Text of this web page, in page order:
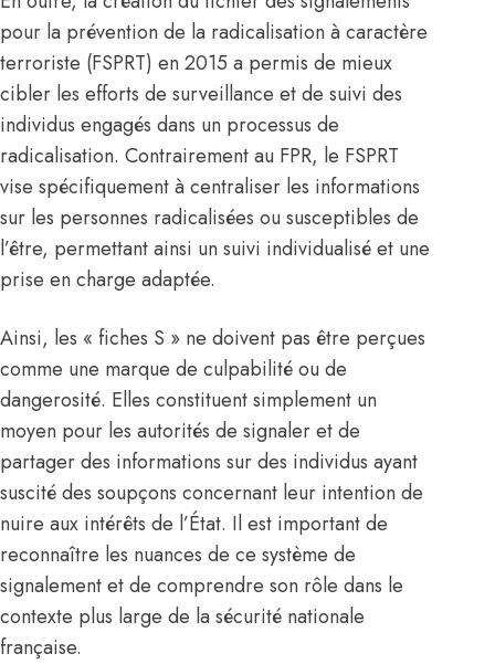
pour la prévention de la radicalisation à caractère
terroriste (FSPRT) en 2015 a permis de mieux
cibler les efforts de surveillance et de suivi des
individus engagés dans un processus de
radicalisation. Contrairement au FPR, le FSPRT
vise spécifiquement à centraliser les informations
sur les personnes radicalisées ou susceptibles de
l’être, permettant ainsi un suivi individualisé et une
prise en charge adaptée.
Ainsi, les « fiches S » ne doivent pas être perçues
comme une marque de culpabilité ou de
dangerosité. Elles constituent simplement un
moyen pour les autorités de signaler et de
partager des informations sur des individus ayant
suscité des soupçons concernant leur intention de
nuire aux intérêts de l’État. Il est important de
reconnaître les nuances de ce système de
signalement et de comprendre son rôle dans le
contexte plus large de la sécurité nationale
française.